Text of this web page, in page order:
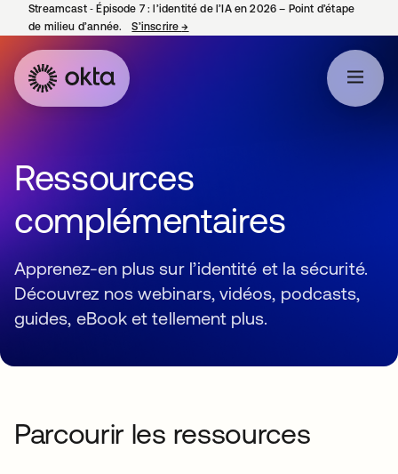
Streamcast ‑ Épisode 7 : l’identité de l’IA en 2026 – Point d’étape
de milieu d’année.
S’inscrire→
Ressources
complémentaires
Apprenez-en plus sur l’identité et la sécurité.
Découvrez nos webinars, vidéos, podcasts,
guides, eBook et tellement plus.
Parcourir les ressources